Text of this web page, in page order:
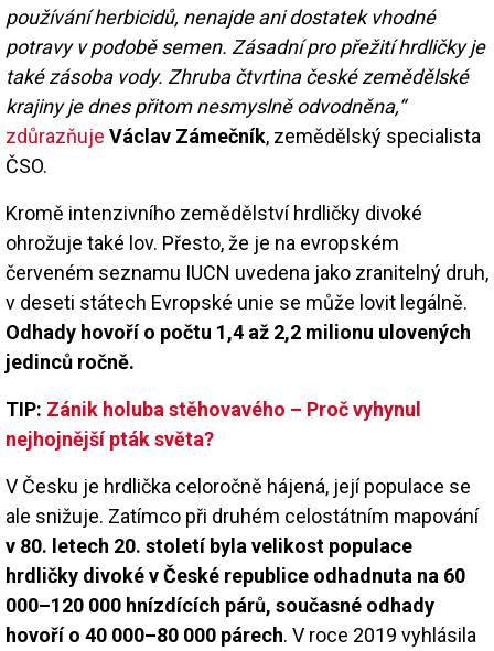
používání herbicidů, nenajde ani dostatek vhodné
potravy v podobě semen. Zásadní pro přežití hrdličky je
také zásoba vody. Zhruba čtvrtina české zemědělské
krajiny je dnes přitom nesmyslně odvodněna,“
zdůrazňuje Václav Zámečník, zemědělský specialista
ČSO.
Kromě intenzivního zemědělství hrdličky divoké
ohrožuje také lov. Přesto, že je na evropském
červeném seznamu IUCN uvedena jako zranitelný druh,
v deseti státech Evropské unie se může lovit legálně.
Odhady hovoří o počtu 1,4 až 2,2 milionu ulovených
jedinců ročně.
TIP: Zánik holuba stěhovavého – Proč vyhynul
nejhojnější pták světa?
V Česku je hrdlička celoročně hájená, její populace se
ale snižuje. Zatímco při druhém celostátním mapování
v 80. letech 20. století byla velikost populace
hrdličky divoké v České republice odhadnuta na 60
000–120 000 hnízdících párů, současné odhady
hovoří o 40 000–80 000 párech. V roce 2019 vyhlásila